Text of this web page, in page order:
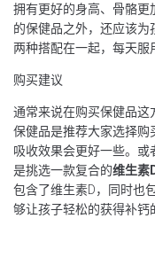
拥有更好的身高、骨骼更
的保健品之外，还应该为
两种搭配在一起，每天服
购买建议
通常来说在购买保健品这
保健品是推荐大家选择购
吸收效果会更好一些。
是挑选一款复合的维生素
包含了维生素D，同时也
够让孩子轻松的获得补钙